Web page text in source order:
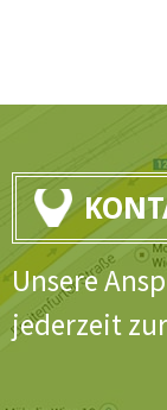
Unsere
jederzeit